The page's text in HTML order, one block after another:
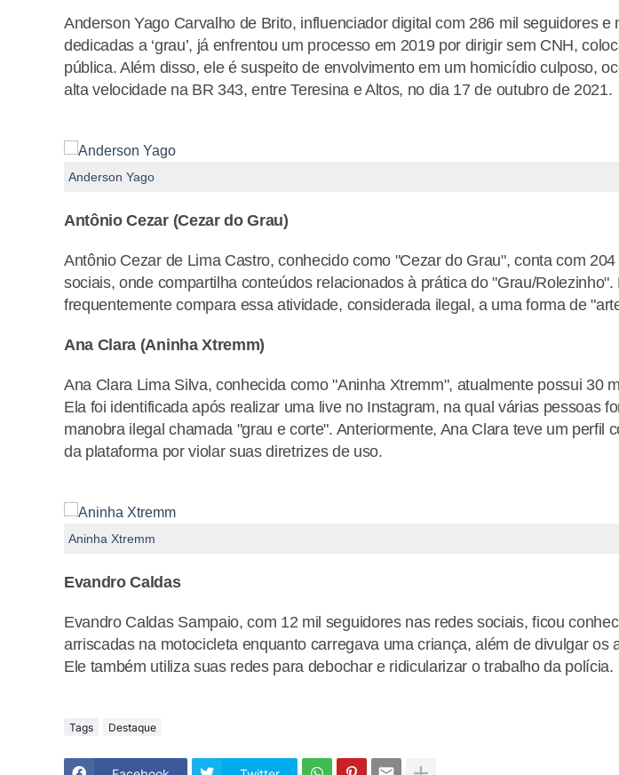
Anderson Yago Carvalho de Brito, influenciador digital com 286 mil seguidores e
dedicadas a ‘grau’, já enfrentou um processo em 2019 por dirigir sem CNH,
pública. Além disso, ele é suspeito de envolvimento em um homicídio culposo,
alta velocidade na BR 343, entre Teresina e Altos, no dia 17 de outubro de 2021.
Anderson Yago
Antônio Cezar (Cezar do Grau)
Antônio Cezar de Lima Castro, conhecido como "Cezar do Grau", conta com
sociais, onde compartilha conteúdos relacionados à prática do "Grau/
frequentemente compara essa atividade, considerada ilegal, a uma forma de
Ana Clara (Aninha Xtremm)
Ana Clara Lima Silva, conhecida como "Aninha Xtremm", atualmente possui 30
Ela foi identificada após realizar uma live no Instagram, na qual várias pessoas
manobra ilegal chamada "grau e corte". Anteriormente, Ana Clara teve um perfil
da plataforma por violar suas diretrizes de uso.
Aninha Xtremm
Evandro Caldas
Evandro Caldas Sampaio, com 12 mil seguidores nas redes sociais, ficou
arriscadas na motocicleta enquanto carregava uma criança, além de divulgar os
Ele também utiliza suas redes para debochar e ridicularizar o trabalho da polícia.
Tags Destaque